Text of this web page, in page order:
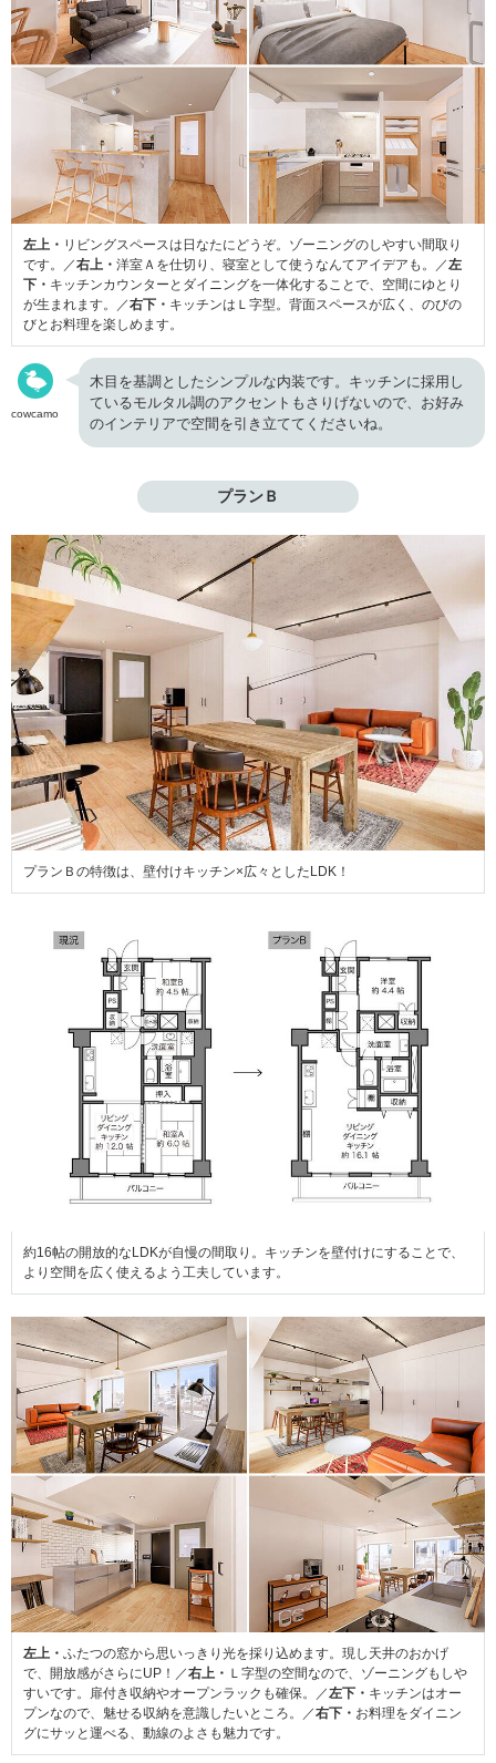
左上・ リビングスペースは日なたにどうぞ。ゾーニングのしやすい間取り
です。／右上・ 洋室Ａを仕切り、寝室として使うなんてアイデアも。／左
下・ キッチンカウンターとダイニングを一体化することで、空間にゆとり
が生まれます。／右下・ キッチンはＬ字型。背面スペースが広く、のびの
びとお料理を楽しめます。
cowcamo
木目を基調としたシンプルな内装です。キッチンに採用し
ているモルタル調のアクセントもさりげないので、お好み
のインテリアで空間を引き立ててくださいね。
プランＢ
プランＢの特徴は、壁付けキッチン×広々としたLDK！
約16帖の開放的なLDKが自慢の間取り。キッチンを壁付けにすることで、
より空間を広く使えるよう工夫しています。
左上・ ふたつの窓から思いっきり光を採り込めます。現し天井のおかげ
で、開放感がさらにUP！／右上・ Ｌ字型の空間なので、ゾーニングもしや
すいです。扉付き収納やオープンラックも確保。／左下・ キッチンはオー
プンなので、魅せる収納を意識したいところ。／右下・ お料理をダイニン
グにサッと運べる、動線のよさも魅力です。